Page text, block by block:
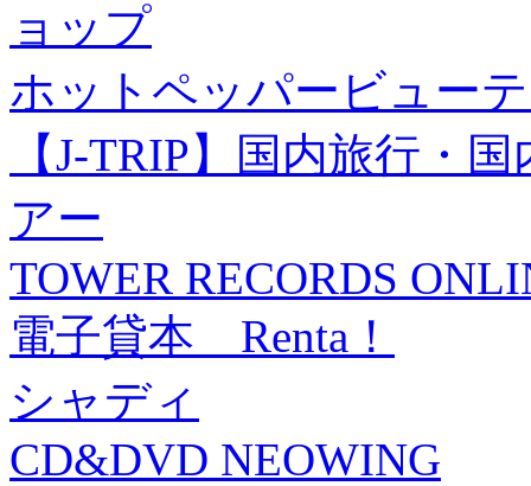
ョップ
ホットペッパービュー
【J-TRIP】国内旅行・
アー
TOWER RECORDS
電子貸本 Renta！
シャディ
CD&DVD NEOWING